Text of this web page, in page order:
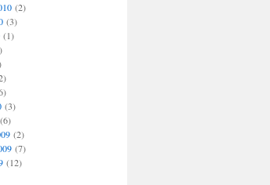
(2)
(3)
(1)
(3)
(2)
(7)
(12)